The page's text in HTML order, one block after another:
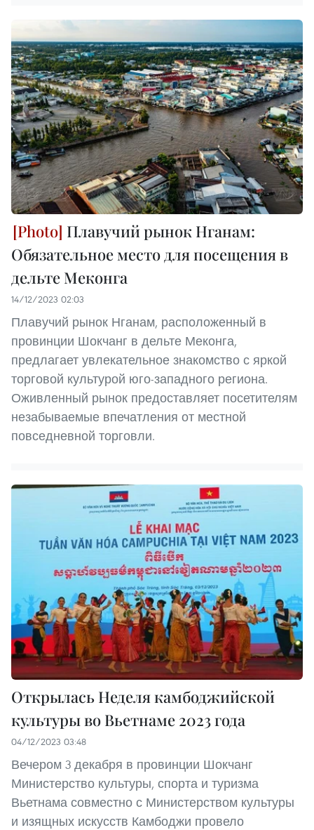
Плавучий рынок Нганам:
Обязательное место для посещения в
дельте Меконга
14/12/2023 02:03
Плавучий рынок Нганам, расположенный в
провинции Шокчанг в дельте Меконга,
предлагает увлекательное знакомство с яркой
торговой культурой юго-западного региона.
Оживленный рынок предоставляет посетителям
незабываемые впечатления от местной
повседневной торговли.
Открылась Неделя камбоджийской
культуры во Вьетнаме 2023 года
04/12/2023 03:48
Вечером 3 декабря в провинции Шокчанг
Министерство культуры, спорта и туризма
Вьетнама совместно с Министерством культуры
и изящных искусств Камбоджи провело